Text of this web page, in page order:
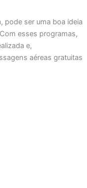
pode ser uma boa ideia
esses programas,
e,
aéreas gratuitas